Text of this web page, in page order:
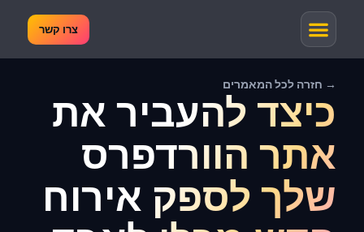
צרו קשר
→ חזרה לכל המאמרים
כיצד להעביר את
אתר הוורדפרס
שלך לספק אירוח